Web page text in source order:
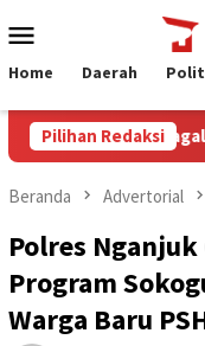
ke
Mobile
Home Daerah
Pilihan Redaksi
Nilai JPU Gagal
Beranda Advertorial
Polres Nganjuk
Program
Warga Baru